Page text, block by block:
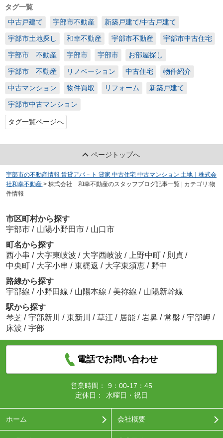
タグ一覧
中古戸建て
宇部市不動産 新築戸建て/中古戸建て
宇部市土地探し 和幸不動産 宇部市不動産 宇部市中古住宅
宇部市 不動産 宇部市 宇部市 お部屋探し
宇部市 不動産 リノベーション 中古住宅 物件紹介
中古マンション 物件買取 リフォーム 新築戸建て
宇部市中古マンション
タグ一覧ページへ
ページトップへ
宇部市の不動産情報 賃貸アパ－ト 貸家 中古住宅 中古マンション 土地｜株式会
社和幸不動産 > 株式会社 和幸不動産のスタッフブログ記事一覧 | カテゴリ:物
件情報
市区町村から探す
宇部市 / 山陽小野田市 / 山口市
町名から探す
西小串 / 大字東岐波 / 大字西岐波 / 上野中町 / 則貞 /
中央町 / 大字小串 / 東梶返 / 大字東須恵 / 野中
路線から探す
宇部線 / 小野田線 / 山陽本線 / 美祢線 / 山陽新幹線
駅から探す
琴芝 / 宇部新川 / 東新川 / 草江 / 居能 / 岩鼻 / 常盤 / 宇部岬 /
床波 / 宇部
電話でお問い合わせ
営業時間：
9：00-17：45
定休日：
水曜日・祝日
ホーム 会社概要